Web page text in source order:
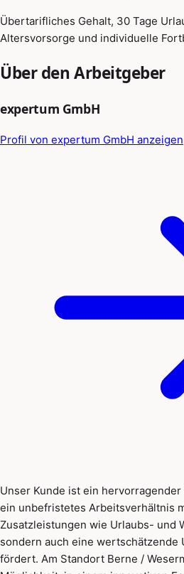
Übertarifliches Gehalt, 30 Tage
Altersvorsorge und individuelle
Über den Arbeitgeber
expertum GmbH
Profil von expertum GmbH anzeigen
Unser Kunde ist ein
ein unbefristetes Arbeitsverhältnis
Zusatzleistungen wie Urlaubs- und
sondern auch eine wertschätzende
fördert. Am Standort Berne /